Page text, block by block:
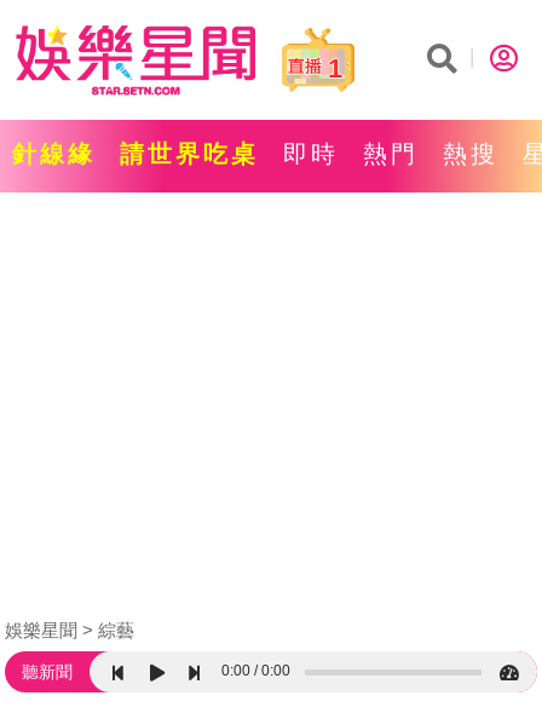
1
針線緣 請世界吃桌 即時 熱門 熱搜
娛樂星聞 綜藝
聽新聞 0:00 0:00